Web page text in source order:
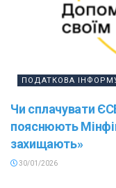
ПОДАТКОВА
Чи сплачувати
пояснюють
захищають»
30/01/2026